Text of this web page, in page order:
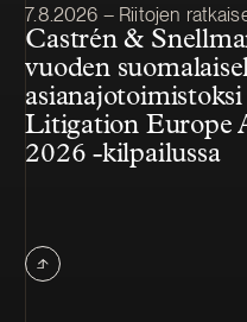
Julkaistu
7.8.2026 – Riitojen
Castrén &
vuoden
Litigation Europe
2026 -kilpailussa